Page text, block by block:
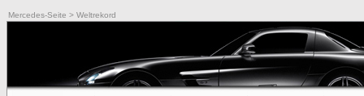
Mercedes-Seite > Weltrekord